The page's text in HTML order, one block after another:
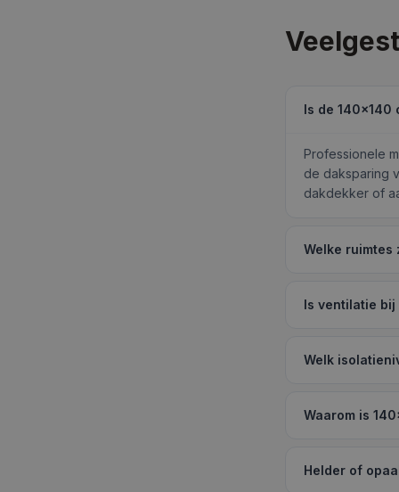
Is de 140×140
Professionele
de daksparing
dakdekker of
Welke ruimtes
Is ventilatie bij
Welk
Waarom is
Helder of